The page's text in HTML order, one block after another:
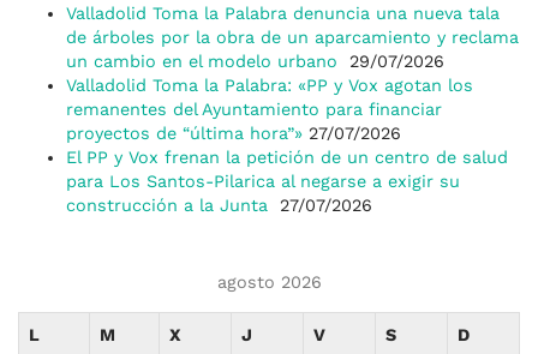
Valladolid Toma la Palabra denuncia una nueva tala
de árboles por la obra de un aparcamiento y reclama
un cambio en el modelo urbano
29/07/2026
Valladolid Toma la Palabra: «PP y Vox agotan los
remanentes del Ayuntamiento para financiar
proyectos de “última hora”» 27/07/2026
El PP y Vox frenan la petición de un centro de salud
para Los Santos-Pilarica al negarse a exigir su
construcción a la Junta
27/07/2026
agosto 2026
L M X J V S D